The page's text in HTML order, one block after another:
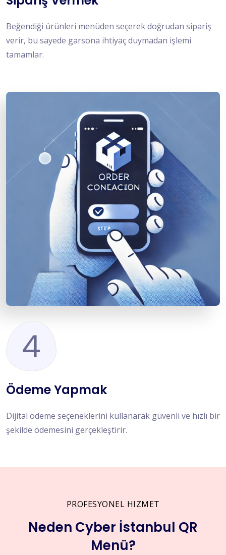
Beğendiği ürünleri menüden seçerek doğrudan sipariş
verir, bu sayede garsona ihtiyaç duymadan işlemi
tamamlar.
4
Ödeme Yapmak
Dijital ödeme seçeneklerini kullanarak güvenli ve hızlı bir
şekilde ödemesini gerçekleştirir.
PROFESYONEL HIZMET
Neden Cyber İstanbul QR
Menü?